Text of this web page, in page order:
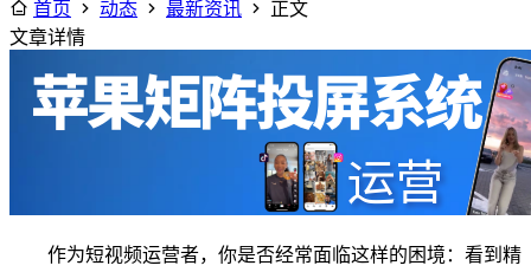
首页 动态 最新资讯
正文
文章详情
作为短视频运营者，你是否经常面临这样的困境：看到精